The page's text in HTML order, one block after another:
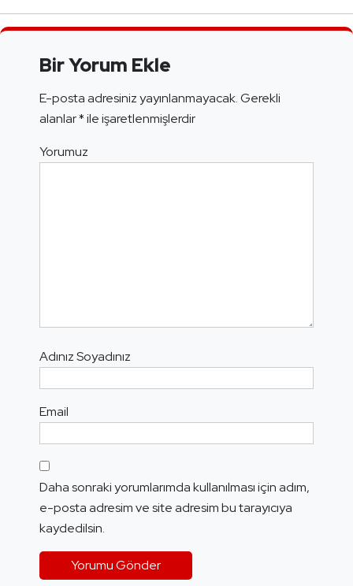
Bir Yorum Ekle
E-posta adresiniz yayınlanmayacak.Gerekli
alanlar*ile işaretlenmişlerdir
Yorumuz
Adınız Soyadınız
Email
Daha sonraki yorumlarımda kullanılması için adım,
e-posta adresim ve site adresim bu tarayıcıya
kaydedilsin.